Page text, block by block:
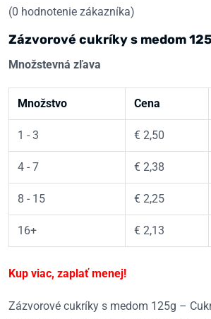
(0 hodnotenie zákazníka)
Zázvorové cukríky s medom
Množstevná zľava
Množstvo Cena
1 - 3 € 2,50
4 - 7 € 2,38
8 - 15 € 2,25
16+ € 2,13
Kup viac, zaplať menej!
Zázvorové cukríky s medom 125g –